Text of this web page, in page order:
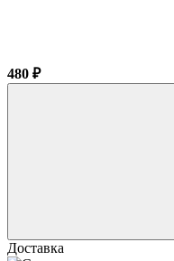
480 ₽
Доставка